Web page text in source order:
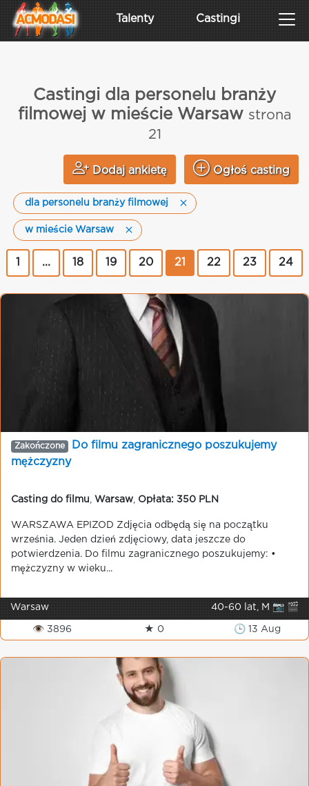
Talenty Castingi
Castingi dla personelu branży
filmowej w mieście Warsaw strona
21
Dodaj ankietę Ogłoś casting
dla personelu branży filmowej
w mieście Warsaw
... 18 19 20 21 22 23 24
Zakończone
Do filmu zagranicznego poszukujemy
mężczyzny
Casting do filmu Warsaw Opłata: 350 PLN
WARSZAWA EPIZOD Zdjęcia odbędą się na początku
września. Jeden dzień zdjęciowy, data jeszcze do
potwierdzenia. Do filmu zagranicznego poszukujemy: •
mężczyzny w wieku...
Warsaw 40-60 lat, M 📷 🎬
👁 3896 ★ 0 🕒 13 Aug